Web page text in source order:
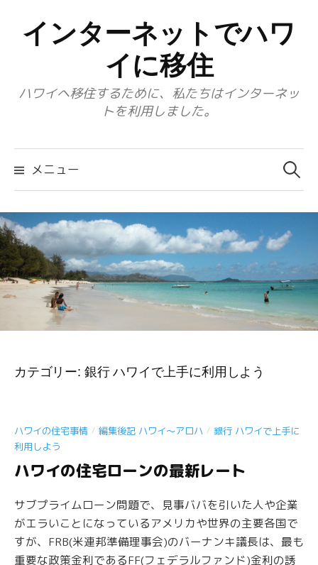
ン
ツ
ッ
インターネットでハワ
イに移住
ハワイへ移住するために、私たちはインターネッ
トを利用しました。
メニュー
検
索:
カテゴリー: 銀行 ハワイで上手に利用しよう
ハワイの住宅事情 / 編集後記 ハワイ〜アロハ / 銀行 ハワイで上手に
利用しよう
ハワイの住宅ローンの最新レート
サブプライムローン問題で、見事ババを引いた人や企業
がエラいことになっているアメリカや世界の主要各国で
すが、FRB(米連邦準備理事会)のバーナンキ議長は、最も
重要な政策金利であるFF(フェデラルファンド)金利の誘